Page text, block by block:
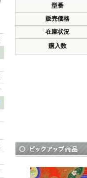
型番
販売価格
在庫状況
購入数